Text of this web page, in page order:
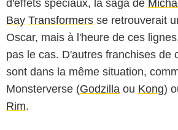
d'effets spéciaux, la saga de
Bay Transformers se retrouverait
Oscar, mais à l'heure de ces
pas le cas. D'autres franchises de
sont dans la même situation,
Monsterverse (Godzilla ou Kong)
Rim.